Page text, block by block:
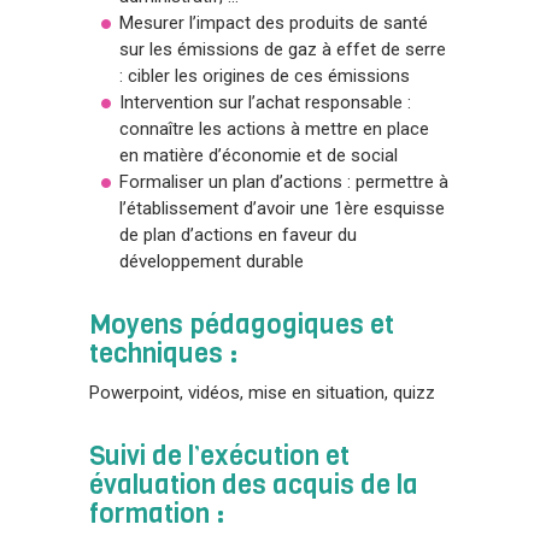
Mesurer l’impact des produits de santé
sur les émissions de gaz à effet de serre
: cibler les origines de ces émissions
Intervention sur l’achat responsable :
connaître les actions à mettre en place
en matière d’économie et de social
Formaliser un plan d’actions : permettre à
l’établissement d’avoir une 1ère esquisse
de plan d’actions en faveur du
développement durable
Moyens pédagogiques et
techniques :
Powerpoint, vidéos, mise en situation, quizz
Suivi de l’exécution et
évaluation des acquis de la
formation :